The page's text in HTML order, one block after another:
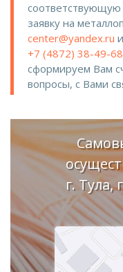
заявку на
center@yandex.ru
+7 (4872) 38-49-68
сформируем Вам
вопросы, с Вами
г. Тула,